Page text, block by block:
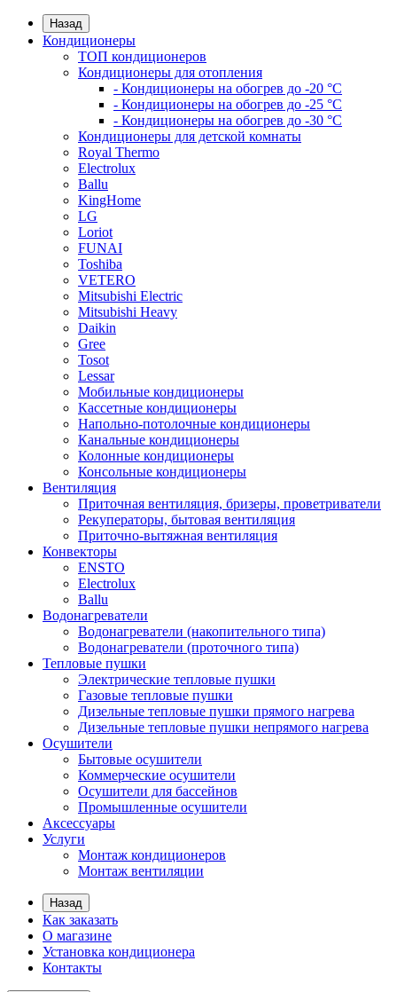
Назад
Кондиционеры
ТОП кондиционеров
Кондиционеры для отопления
- Кондиционеры на обогрев до -20 °C
- Кондиционеры на обогрев до -25 °C
- Кондиционеры на обогрев до -30 °C
Кондиционеры для детской комнаты
Royal Thermo
Electrolux
Ballu
KingHome
LG
Loriot
FUNAI
Toshiba
VETERO
Mitsubishi Electric
Mitsubishi Heavy
Daikin
Gree
Tosot
Lessar
Мобильные кондиционеры
Кассетные кондиционеры
Напольно-потолочные кондиционеры
Канальные кондиционеры
Колонные кондиционеры
Консольные кондиционеры
Вентиляция
Приточная вентиляция, бризеры, проветриватели
Рекуператоры, бытовая вентиляция
Приточно-вытяжная вентиляция
Конвекторы
ENSTO
Electrolux
Ballu
Водонагреватели
Водонагреватели (накопительного типа)
Водонагреватели (проточного типа)
Тепловые пушки
Электрические тепловые пушки
Газовые тепловые пушки
Дизельные тепловые пушки прямого нагрева
Дизельные тепловые пушки непрямого нагрева
Осушители
Бытовые осушители
Коммерческие осушители
Осушители для бассейнов
Промышленные осушители
Аксессуары
Услуги
Монтаж кондиционеров
Монтаж вентиляции
Назад
Как заказать
О магазине
Установка кондиционера
Контакты